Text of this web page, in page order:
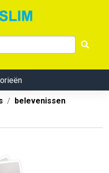
belevenissen